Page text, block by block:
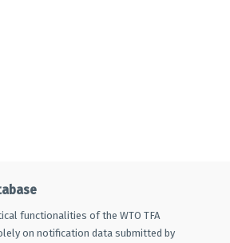
functionalities of the WTO TFA
on notification data submitted by